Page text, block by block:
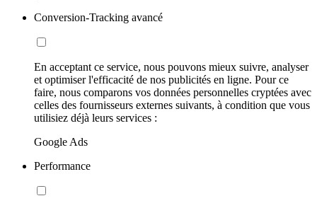
Conversion-Tracking avancé
En acceptant ce service, nous pouvons mieux suivre, analyser
et optimiser l'efficacité de nos publicités en ligne. Pour ce
faire, nous comparons vos données personnelles cryptées avec
celles des fournisseurs externes suivants, à condition que vous
utilisiez déjà leurs services :
Google Ads
Performance